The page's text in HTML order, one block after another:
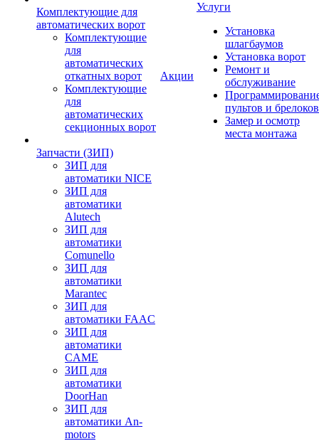
Комплектующие для
автоматических ворот
Комплектующие
для
автоматических
откатных ворот
Комплектующие
для
автоматических
секционных ворот
Запчасти (ЗИП)
ЗИП для
автоматики NICE
ЗИП для
автоматики
Alutech
ЗИП для
автоматики
Comunello
ЗИП для
автоматики
Marantec
ЗИП для
автоматики FAAC
ЗИП для
автоматики
CAME
ЗИП для
автоматики
DoorHan
ЗИП для
автоматики An-
motors
Акции
Услуги
Установка
шлагбаумов
Установка ворот
Ремонт и
обслуживание
пультов и брелоков
Замер и осмотр
места монтажа